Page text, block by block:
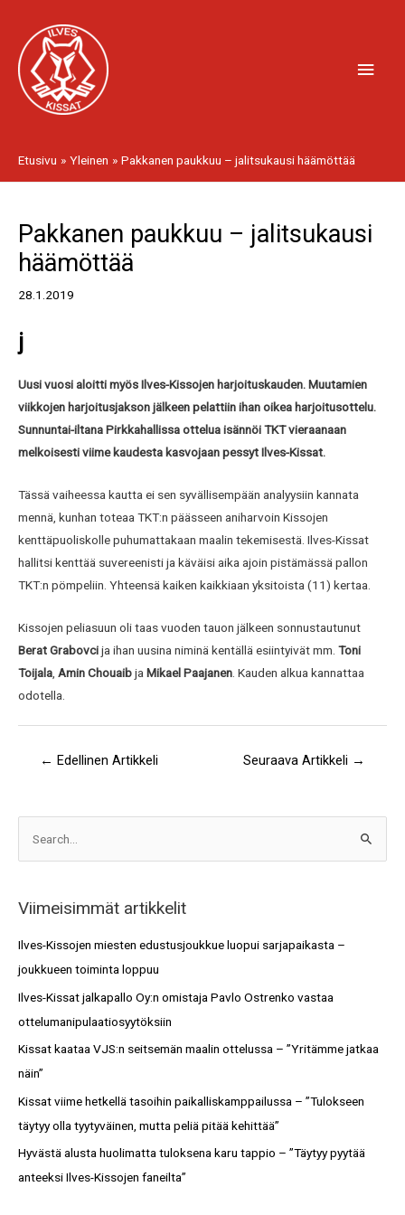
sisältöön
Etusivu Yleinen Pakkanen paukkuu – jalitsukausi häämöttää
Pakkanen paukkuu – jalitsukausi
häämöttää
28.1.2019
j
Uusi vuosi aloitti myös Ilves-Kissojen harjoituskauden. Muutamien
viikkojen harjoitusjakson jälkeen pelattiin ihan oikea harjoitusottelu.
Sunnuntai-iltana Pirkkahallissa ottelua isännöi TKT vieraanaan
melkoisesti viime kaudesta kasvojaan pessyt Ilves-Kissat.
Tässä vaiheessa kautta ei sen syvällisempään analyysiin kannata
mennä, kunhan toteaa TKT:n päässeen aniharvoin Kissojen
kenttäpuoliskolle puhumattakaan maalin tekemisestä. Ilves-Kissat
hallitsi kenttää suvereenisti ja käväisi aika ajoin pistämässä pallon
TKT:n pömpeliin. Yhteensä kaiken kaikkiaan yksitoista (11) kertaa.
Kissojen peliasuun oli taas vuoden tauon jälkeen sonnustautunut
BeratGrabovcija ihan uusina niminä kentällä esiintyivät mm. Toni
Toijala Amin Chouaibja Mikael Paajanen . Kauden alkua kannattaa
odotella.
selaus
← Edellinen Artikkeli Seuraava Artikkeli →
c
h
Viimeisimmät artikkelit
Ilves-Kissojen miesten edustusjoukkue luopui sarjapaikasta –
joukkueen toiminta loppuu
Ilves-Kissat jalkapallo Oy:n omistaja Pavlo Ostrenko vastaa
ottelumanipulaatiosyytöksiin
Kissat kaataa VJS:n seitsemän maalin ottelussa – ”Yritämme jatkaa
näin”
Kissat viime hetkellä tasoihin paikalliskamppailussa – ”Tulokseen
täytyy olla tyytyväinen, mutta peliä pitää kehittää”
Hyvästä alusta huolimatta tuloksena karu tappio – ”Täytyy pyytää
anteeksi Ilves-Kissojen faneilta”
i
t
o
t